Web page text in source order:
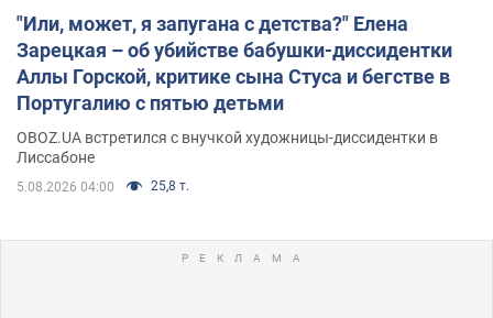
"Или, может, я запугана с детства?" Елена
Зарецкая – об убийстве бабушки-диссидентки
Аллы Горской, критике сына Стуса и бегстве в
Португалию с пятью детьми
OBOZ.UA встретился с внучкой художницы-диссидентки в
Лиссабоне
5.08.2026 04:00 25,8 т.